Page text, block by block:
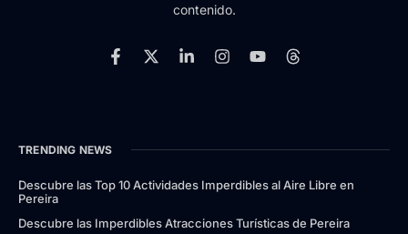
contenido.
TRENDING NEWS
Descubre las Top 10 Actividades Imperdibles al Aire Libre en
Pereira
Descubre las Imperdibles Atracciones Turísticas de Pereira